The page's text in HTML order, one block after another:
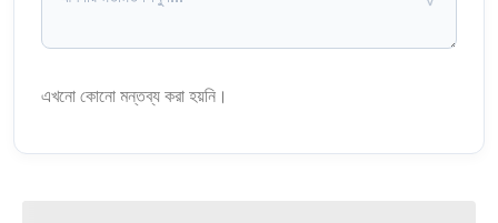
এখনো কোনো মন্তব্য করা হয়নি।